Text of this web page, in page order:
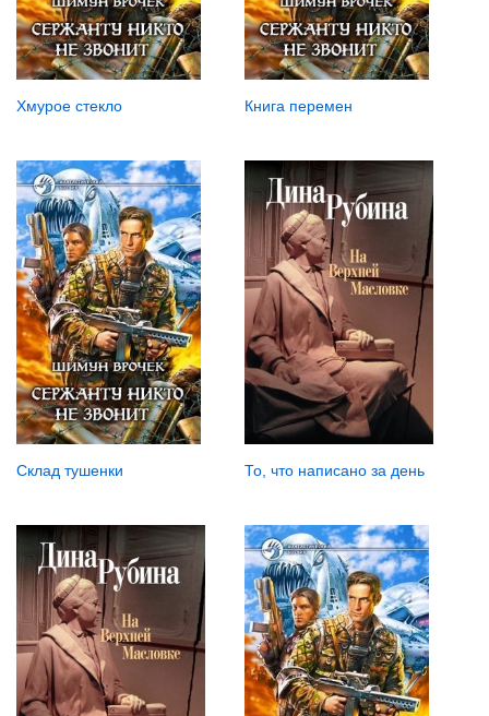
Хмурое стекло Книга перемен
Склад тушенки То, что написано за день